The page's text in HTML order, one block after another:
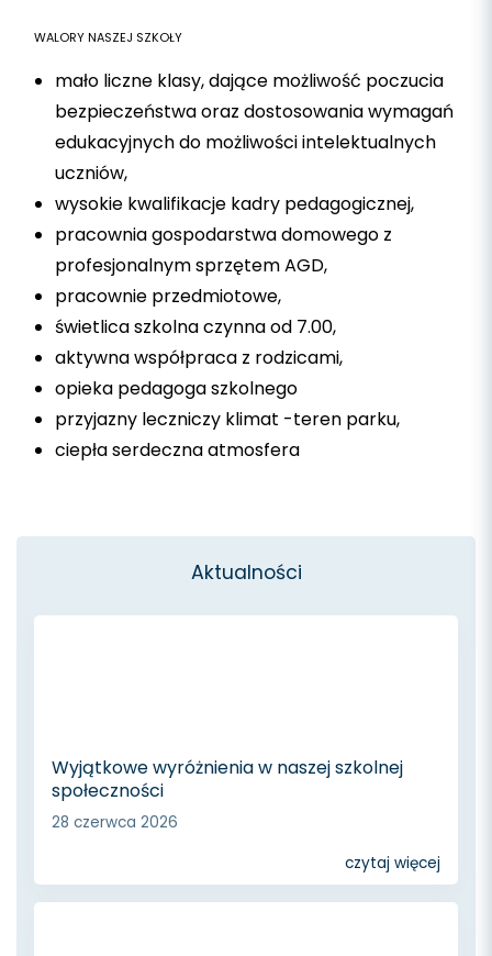
WALORY NASZEJ SZKOŁY
mało liczne klasy, dające możliwość poczucia
bezpieczeństwa oraz dostosowania wymagań
edukacyjnych do możliwości intelektualnych
uczniów,
wysokie kwalifikacje kadry pedagogicznej,
pracownia gospodarstwa domowego z
profesjonalnym sprzętem AGD,
pracownie przedmiotowe,
świetlica szkolna czynna od 7.00,
aktywna współpraca z rodzicami,
opieka pedagoga szkolnego
przyjazny leczniczy klimat -teren parku,
ciepła serdeczna atmosfera
Aktualności
Wyjątkowe wyróżnienia w naszej szkolnej
społeczności
28 czerwca 2026
czytaj więcej